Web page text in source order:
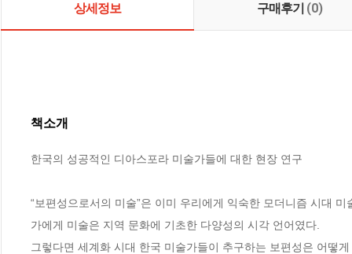
상세정보 구매후기 (0)
책소개
한국의 성공적인 디아스포라 미술가들에 대한 현장 연구
“보편성으로서의 미술”은 이미 우리에게 익숙한 모더니즘 시대
가에게 미술은 지역 문화에 기초한 다양성의 시각 언어였다.
그렇다면 세계화 시대 한국 미술가들이 추구하는 보편성은 어떻